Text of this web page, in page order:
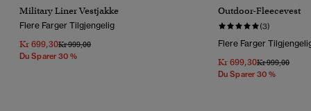
Military Liner Vestjakke
Flere Farger Tilgjengelig
Kr 699,30Pris Nedsatt Fra
Kr 999,00Til
Du Sparer 30 %
Outdoor-Fleecevest
(3)
Flere Farger
Kr 699,30Pris Nedsatt
Kr 999,00Til
Du Sparer 30 %